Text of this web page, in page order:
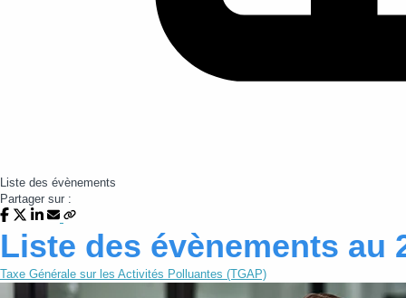
Liste des évènements
Partager sur :
Liste des évènements au
Taxe Générale sur les Activités Polluantes (TGAP)